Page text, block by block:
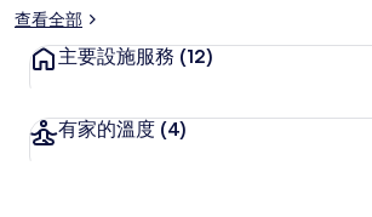
查看全部
主要設施服務 (12)
有家的溫度 (4)